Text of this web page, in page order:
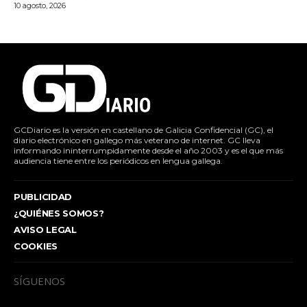
10 agosto, 2026
GCDiario es la versión en castellano de Galicia Confidencial (GC), el
diario electrónico en gallego más veterano de internet. GC lleva
informando ininterrumpidamente desde el año 2003 y es el que más
audiencia tiene entre los periódicos en lengua gallega.
PUBLICIDAD
¿QUIÉNES SOMOS?
AVISO LEGAL
COOKIES
SÍGUENOS